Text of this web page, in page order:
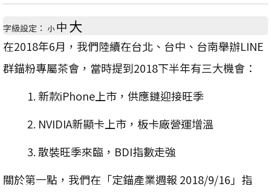
字級設定： 小 中大
在2018年6月，我們陸續在台北、台中、台南舉辦LINE
群錨粉專屬茶會，當時提到2018下半年有三大機會：
1. 新款iPhone上市，供應鏈迎接旺季
2. NVIDIA新顯卡上市，板卡廠營運增溫
3. 散裝旺季來臨，BDI指數走強
關於第一點，我們在「定錨產業週報 2018/9/16」指